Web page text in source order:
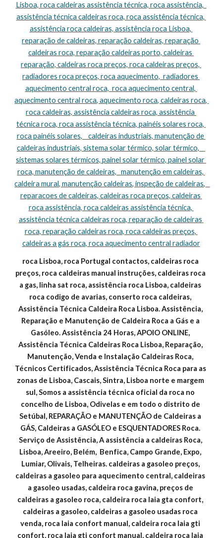
Lisboa, roca caldeiras assistência técnica, roca assistência,
assistência técnica caldeiras roca, roca assistência técnica,
assistência roca caldeiras, assistência roca Lisboa,
reparação de caldeiras, reparação caldeiras, reparação
caldeiras roca, reparação caldeiras porto, caldeiras
reparação, caldeiras roca preços, roca caldeiras preços,
radiadores roca preços, roca aquecimento,  radiadores
aquecimento central roca,  roca aquecimento central,
aquecimento central roca, aquecimento roca, caldeiras roca,
roca caldeiras, assistência caldeiras roca, assistência
técnica roca, roca assistência técnica, painéis solares roca,
roca painéis solares,    caldeiras industriais, manutenção de
caldeiras industriais, sistema solar térmico, solar térmico,
sistemas solares térmicos, painel solar térmico, painel solar
roca, manutenção de caldeiras,   manutenção em caldeiras,
caldeira mural, manutenção caldeiras, inspeção de caldeiras,
reparacoes de caldeiras, caldeiras roca preços, caldeiras
roca assistência, roca caldeiras assistência técnica,
assistência técnica caldeiras roca, reparação de caldeiras
roca, reparação caldeiras roca, roca caldeiras preços,
caldeiras a gás roca, roca aquecimento central radiador
roca Lisboa, roca Portugal contactos, caldeiras roca
preços, roca caldeiras manual instruções, caldeiras roca
a gas, linha sat roca, assistência roca Lisboa, caldeiras
roca codigo de avarias, conserto roca caldeiras,
Assistência Técnica Caldeira Roca Lisboa. Assistência,
Reparação e Manutenção de Caldeira Roca a Gás e a
Gasóleo. Assistência 24 Horas, APOIO ONLINE,
Assistência Técnica Caldeiras Roca Lisboa, Reparação,
Manutenção, Venda e Instalação Caldeiras Roca,
Técnicos Certificados, Assistência Técnica Roca para as
zonas de Lisboa, Cascais, Sintra, Lisboa norte e margem
sul, Somos a assistência técnica oficial da roca no
concelho de Lisboa, Odivelas e em todo o distrito de
Setúbal, REPARAÇÃO e MANUTENÇÃO de Caldeiras a
GÁS, Caldeiras a GASÓLEO e ESQUENTADORES Roca.
Serviço de Assistência, A assistência a caldeiras Roca,
Lisboa, Areeiro, Belém,  Benfica, Campo Grande, Expo,
Lumiar, Olivais, Telheiras. caldeiras a gasoleo preços,
caldeiras a gasoleo para aquecimento central, caldeiras
a gasoleo usadas, caldeira roca gavina, preços de
caldeiras a gasoleo roca, caldeira roca laia gta confort,
caldeiras a gasoleo, caldeiras a gasoleo usadas roca
venda, roca laia confort manual, caldeira roca laia gti
confort, roca laia gti confort manual, caldeira roca laia